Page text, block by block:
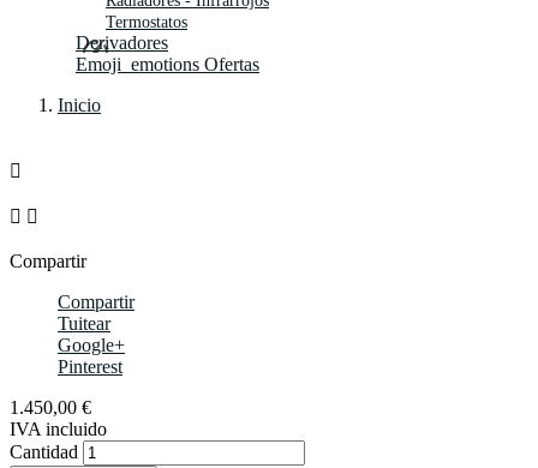
Termostatos
Derivadores
Emoji_emotions Ofertas
Inicio

 
Compartir
Compartir
Tuitear
Google+
Pinterest
1.450,00 €
IVA incluido
Cantidad